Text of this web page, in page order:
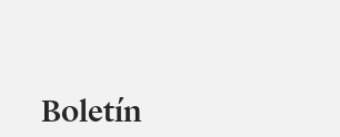
Boletín